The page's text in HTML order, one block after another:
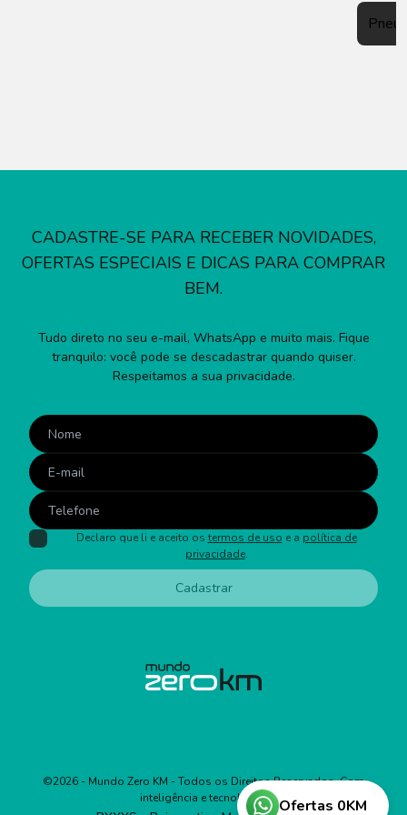
Ofertas 0KM
Pneu
CADASTRE-SE PARA RECEBER NOVIDADES,
OFERTAS ESPECIAIS E DICAS PARA COMPRAR
BEM.
Tudo direto no seu e-mail, WhatsApp e muito mais. Fique
tranquilo: você pode se descadastrar quando quiser.
Respeitamos a sua privacidade.
Declaro que li e aceito os termos de uso e a política de
privacidade.
Cadastrar
©2026 - Mundo Zero KM - Todos os Direitos Reservados. Com
inteligência e tecnologia: